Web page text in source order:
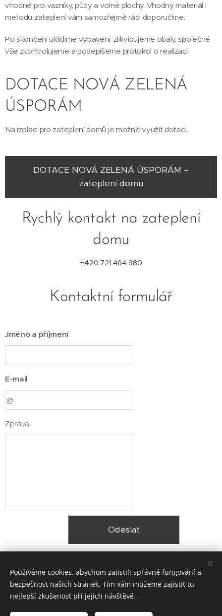
vhodné pro vazníky, půdy a volné plochy. Vhodný materiál i
metodu zateplení vám samozřejmě rádi doporučíme.
Po skončení uklidíme vybavení, zlikvidujeme obaly, společně
vše zkontrolujeme a podepíšeme protokol o realizaci.
DOTACE NOVÁ ZELENÁ
ÚSPORÁM
Na izolaci pro zateplení domů je možné využít dotaci.
DOTACE NOVÁ ZELENÁ ÚSPORÁM –
zateplení domu
Rychlý kontakt na zateplení
domu
+420 721 464 980
Kontaktní formulář
Jméno a příjmení
E-mail
Zpráva
Odeslat
© 2025 Zateplení fasády Praha |Lokality
Používáme cookies, abychom zajistili správné fungování a
bezpečnost našich stránek. Tím vám můžeme zajistit tu
nejlepší zkušenost při jejich návštěvě.